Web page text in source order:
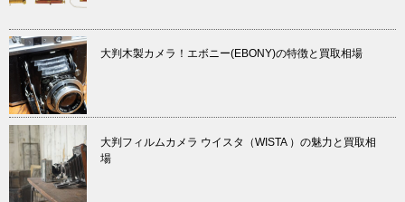
大判木製カメラ！エボニー(EBONY)の特徴と買取相場
大判フィルムカメラ ウイスタ（WISTA ）の魅力と買取相
場